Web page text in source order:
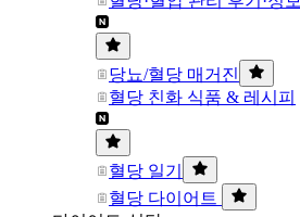
당뇨/혈당 매거진
혈당 친화 식품 & 레시피
혈당 일기
혈당 다이어트